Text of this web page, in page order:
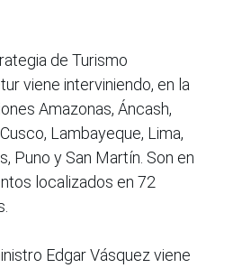
de Turismo
viene interviniendo, en la
Amazonas, Áncash,
Lambayeque, Lima,
Puno y San Martín. Son en
localizados en 72
Edgar Vásquez viene